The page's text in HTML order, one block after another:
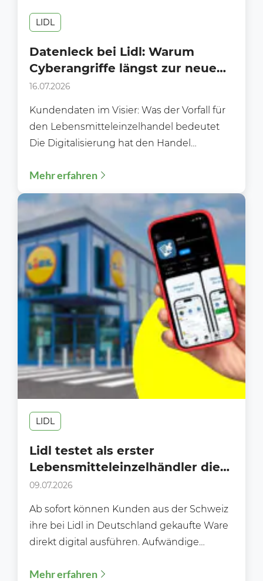
LIDL
Datenleck bei Lidl: Warum
Cyberangriffe längst zur neuen
Realität des Handels gehören
16.07.2026
Kundendaten im Visier: Was der Vorfall für
den Lebensmitteleinzelhandel bedeutet
Die Digitalisierung hat den Handel
kundenfreundlicher gemacht. Gleichzeitig
wächst...
Mehr erfahren
LIDL
Lidl testet als erster
Lebensmitteleinzelhändler die
neue digitale Zoll-App “dAKZ”
09.07.2026
Ab sofort können Kunden aus der Schweiz
ihre bei Lidl in Deutschland gekaufte Ware
direkt digital ausführen. Aufwändige
Mehr erfahren